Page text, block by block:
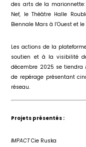
des arts de la marionnette:
Nef, le Théâtre Halle
Biennale Mars à l’Ouest et
Les actions de la
soutien et à la visibilité
décembre 2025 se tiendra
de repérage présentant
réseau.
Projets présentés :
IMPACTCie Ruska